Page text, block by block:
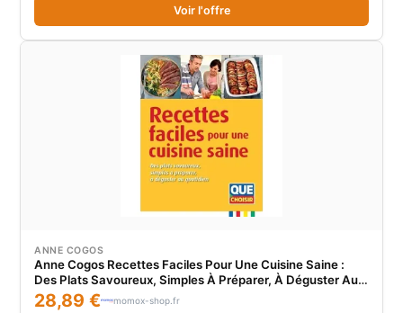
Voir l'offre
ANNE COGOS
Anne Cogos Recettes Faciles Pour Une Cuisine Saine :
Des Plats Savoureux, Simples À Préparer, À Déguster Au
Quotidien
28,89 € momox-shop.fr